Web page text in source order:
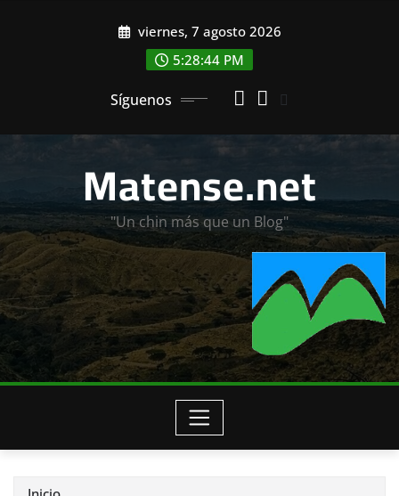
viernes, 7 agosto 2026
5:28:46 PM
Síguenos
Matense.net
"Un chin más que un Blog"